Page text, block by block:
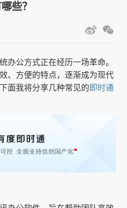
些？
办公方式正在经历一场革命。
、方便的特点，逐渐成为现代
面我将分享几种常见的 即时通